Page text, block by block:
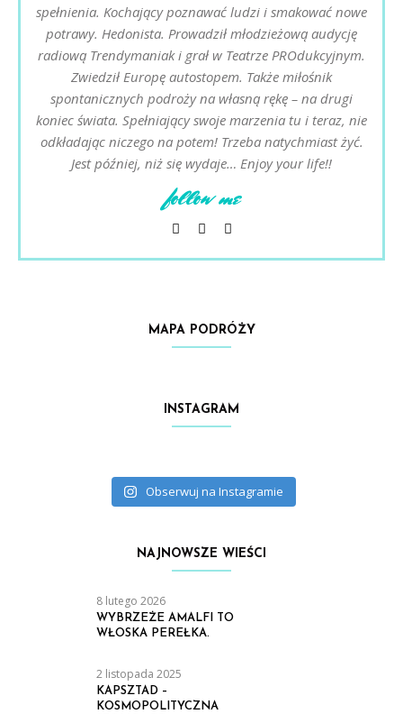
spełnienia. Kochający poznawać ludzi i smakować nowe
potrawy. Hedonista. Prowadził młodzieżową audycję
radiową Trendymaniak i grał w Teatrze PROdukcyjnym.
Zwiedził Europę autostopem. Także miłośnik
spontanicznych podroży na własną rękę – na drugi
koniec świata. Spełniający swoje marzenia tu i teraz, nie
odkładając niczego na potem! Trzeba natychmiast żyć.
Jest później, niż się wydaje… Enjoy your life!!
follow me
MAPA PODRÓŻY
INSTAGRAM
Obserwuj na Instagramie
NAJNOWSZE WIEŚCI
8 lutego 2026
WYBRZEŻE AMALFI TO
WŁOSKA PEREŁKA.
2 listopada 2025
KAPSZTAD –
KOSMOPOLITYCZNA